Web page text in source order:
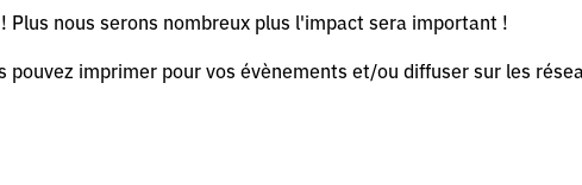
! Plus nous serons nombreux plus l'impact sera important !
pouvez imprimer pour vos évènements et/ou diffuser sur les